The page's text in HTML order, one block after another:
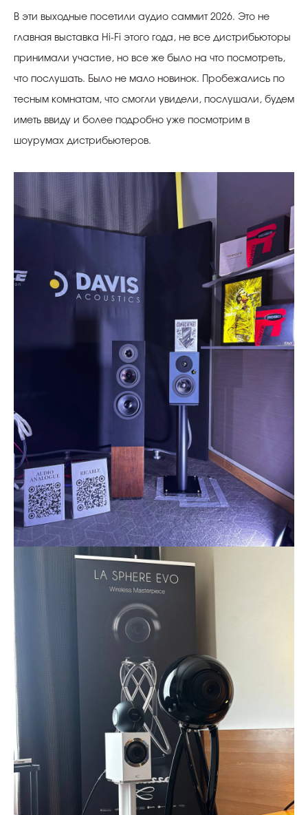
В эти выходные посетили аудио саммит 2026. Это не
главная выставка Hi-Fi этого года, не все дистрибьюторы
принимали участие, но все же было на что посмотреть,
что послушать. Было не мало новинок. Пробежались по
тесным комнатам, что смогли увидели, послушали, будем
иметь ввиду и более подробно уже посмотрим в
шоурумах дистрибьютеров.